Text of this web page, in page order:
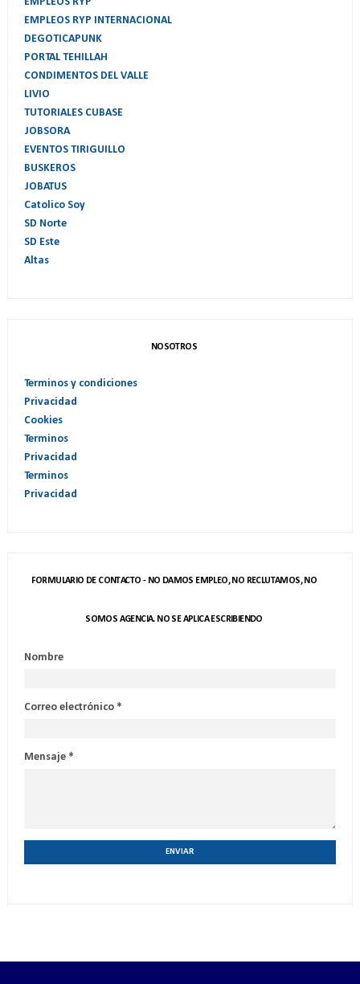
EMPLEOS RYP INTERNACIONAL
DEGOTICAPUNK
PORTAL TEHILLAH
CONDIMENTOS DEL VALLE
LIVIO
TUTORIALES CUBASE
JOBSORA
EVENTOS TIRIGUILLO
BUSKEROS
JOBATUS
Catolico Soy
SD Norte
SD Este
Altas
NOSOTROS
Terminos y condiciones
Privacidad
Cookies
Terminos
Privacidad
Terminos
Privacidad
FORMULARIO DE CONTACTO - NO DAMOS EMPLEO, NO RECLUTAMOS, NO
SOMOS AGENCIA. NO SE APLICA ESCRIBIENDO
Nombre
Correo electrónico *
Mensaje *